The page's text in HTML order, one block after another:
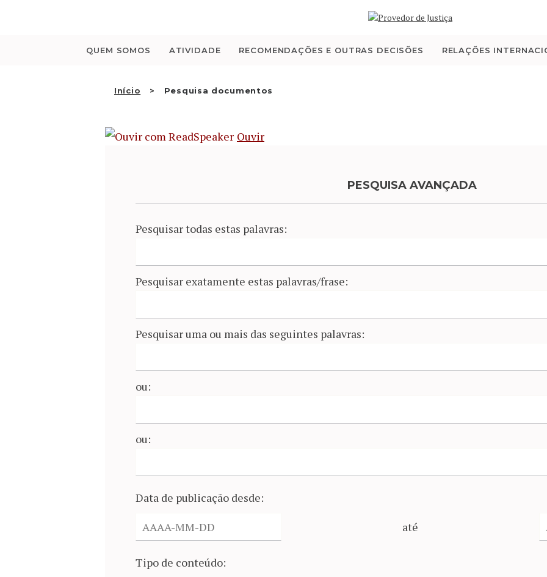
QUEM SOMOS ATIVIDADE RECOMENDAÇÕES E OUTRAS DECISÕES RELAÇÕES
Início Pesquisa documentos
QUEM SOMOS
ATIVIDADE
INTERNACIONAIS
Ouvir
PESQUISA AVANÇADA
Pesquisar todas estas palavras:
Pesquisar exatamente estas palavras/frase:
Pesquisar uma ou mais das seguintes palavras:
ou:
ou:
Data de publicação desde:
até
Tipo de conteúdo: